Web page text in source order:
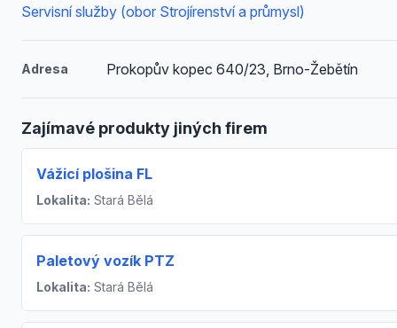
Servisní služby (obor Strojírenství a průmysl)
Adresa Prokopův kopec 640/23, Brno-Žebětín
Zajímavé produkty jiných firem
Vážicí plošina FL
Lokalita: Stará Bělá
Paletový vozík PTZ
Lokalita: Stará Bělá